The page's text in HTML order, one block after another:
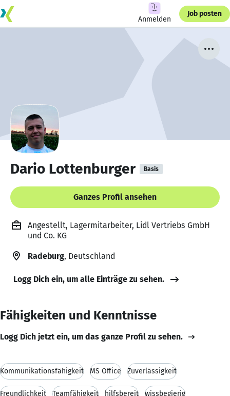
Anmelden
Job posten
Dario Lottenburger Basis
Ganzes Profil ansehen
Angestellt, Lagermitarbeiter, Lidl Vertriebs GmbH
und Co. KG
Radeburg, Deutschland
Logg Dich ein, um alle Einträge zu sehen.
Fähigkeiten und Kenntnisse
Logg Dich jetzt ein, um das ganze Profil zu sehen.
Kommunikationsfähigkeit MS Office Zuverlässigkeit
Freundlichkeit Teamfähigkeit hilfsbereit wissbegierig